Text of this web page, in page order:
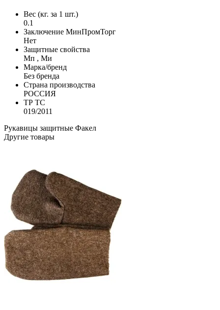
Вес (кг. за 1 шт.)
0.1
Заключение МинПромТорг
Нет
Защитные свойства
Мп , Ми
Марка/бренд
Без бренда
Страна производства
РОССИЯ
ТР ТС
019/2011
Рукавицы защитные Факел
Другие товары